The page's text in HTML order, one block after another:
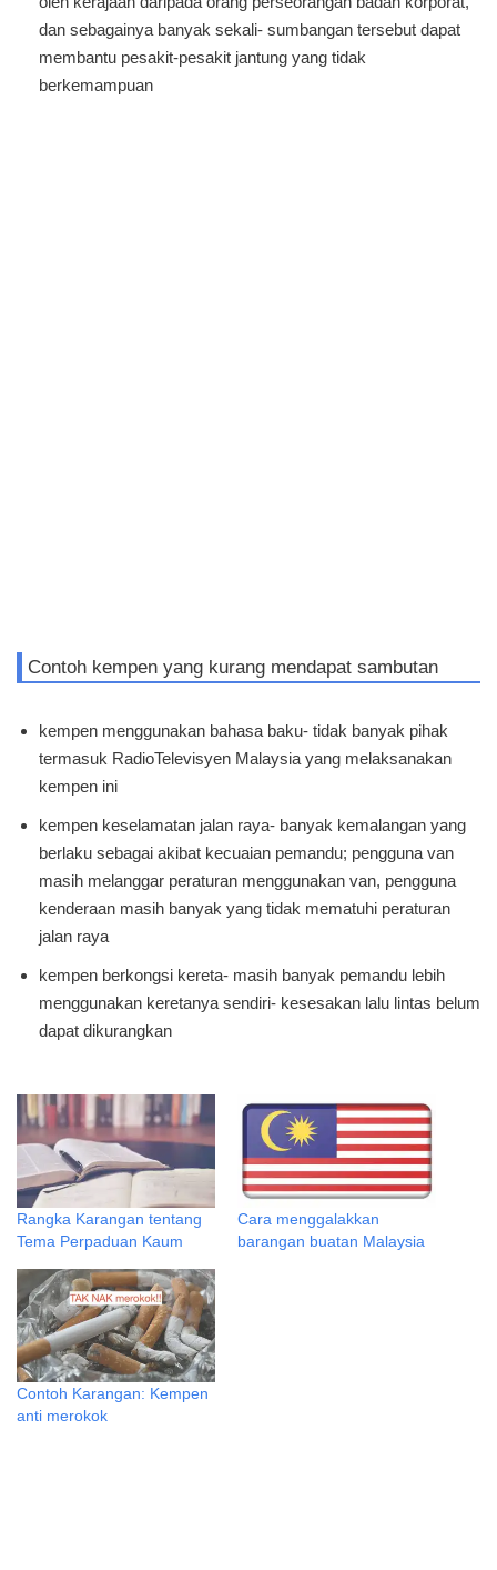
dan sebagainya banyak sekali- sumbangan tersebut dapat
membantu pesakit-pesakit jantung yang tidak
berkemampuan
Contoh kempen yang kurang mendapat sambutan
kempen menggunakan bahasa baku- tidak banyak pihak
termasuk RadioTelevisyen Malaysia yang melaksanakan
kempen ini
kempen keselamatan jalan raya- banyak kemalangan yang
berlaku sebagai akibat kecuaian pemandu; pengguna van
masih melanggar peraturan menggunakan van, pengguna
kenderaan masih banyak yang tidak mematuhi peraturan
jalan raya
kempen berkongsi kereta- masih banyak pemandu lebih
menggunakan keretanya sendiri- kesesakan lalu lintas belum
dapat dikurangkan
Rangka Karangan tentang
Tema Perpaduan Kaum
Cara menggalakkan
barangan buatan Malaysia
Contoh Karangan: Kempen
anti merokok